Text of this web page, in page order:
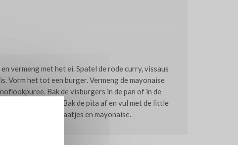
vermeng met het ei. Spatel de rode curry, vissaus
Vorm het tot een burger. Vermeng de mayonaise
Bak de visburgers in de pan of in de
gem blaadjes los. Bak de pita af en vul met de little
met de tomaatjes en mayonaise.